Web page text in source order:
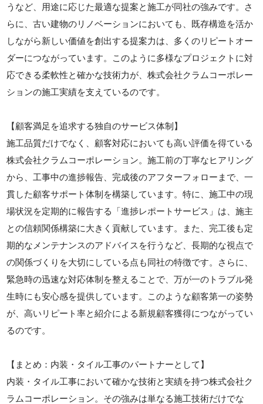
うなど、用途に応じた最適な提案と施工が同社の強みです。さ
らに、古い建物のリノベーションにおいても、既存構造を活か
しながら新しい価値を創出する提案力は、多くのリピートオー
ダーにつながっています。このように多様なプロジェクトに対
応できる柔軟性と確かな技術力が、株式会社クラムコーポレー
ションの施工実績を支えているのです。
【顧客満足を追求する独自のサービス体制】
施工品質だけでなく、顧客対応においても高い評価を得ている
株式会社クラムコーポレーション。施工前の丁寧なヒアリング
から、工事中の進捗報告、完成後のアフターフォローまで、一
貫した顧客サポート体制を構築しています。特に、施工中の現
場状況を定期的に報告する「進捗レポートサービス」は、施主
との信頼関係構築に大きく貢献しています。また、完工後も定
期的なメンテナンスのアドバイスを行うなど、長期的な視点で
の関係づくりを大切にしている点も同社の特徴です。さらに、
緊急時の迅速な対応体制を整えることで、万が一のトラブル発
生時にも安心感を提供しています。このような顧客第一の姿勢
が、高いリピート率と紹介による新規顧客獲得につながってい
るのです。
【まとめ：内装・タイル工事のパートナーとして】
内装・タイル工事において確かな技術と実績を持つ株式会社ク
ラムコーポレーション。その強みは単なる施工技術だけでな